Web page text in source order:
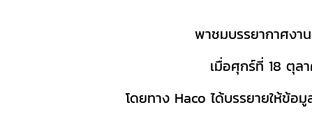
พาชมบรรยากาศงา
เมื่อศุกร์ที่ 18 ตุล
โดยทาง Haco ได้บรรยายให้ข้อ